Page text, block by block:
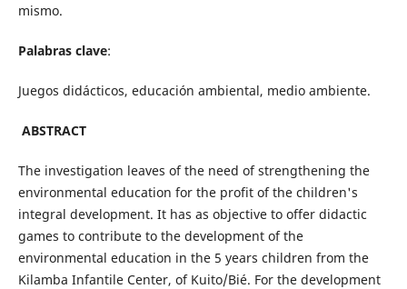
mismo.
Palabras clave:
Juegos didácticos, educación ambiental, medio ambiente.
ABSTRACT
The investigation leaves of the need of strengthening the
environmental education for the profit of the children's
integral development. It has as objective to offer didactic
games to contribute to the development of the
environmental education in the 5 years children from the
Kilamba Infantile Center, of Kuito/Bié. For the development